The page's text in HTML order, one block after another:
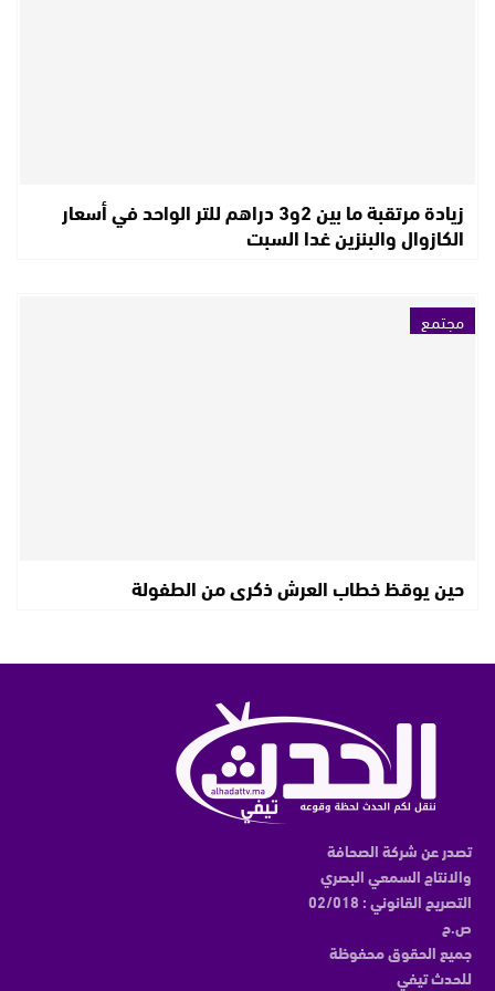
زيادة مرتقبة ما بين 2و3 دراهم للتر الواحد في أسعار
الكازوال والبنزين غدا السبت
مجتمع
حين يوقظ خطاب العرش ذكرى من الطفولة
تصدر عن شركة الصحافة
والانتاج السمعي البصري
التصريح القانوني : 02/018
ص.ح
جميع الحقوق محفوظة
للحدث تيفي